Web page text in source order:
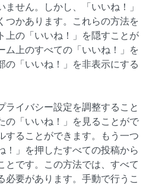
せん。しかし、「いいね！」
つかあります。これらの方法を
上の「いいね！」を隠すことが
ム上のすべての「いいね！」を
の「いいね！」を非表示にする
ライバシー設定を調整すること
の「いいね！」を見ることがで
することができます。もう一つ
！」を押したすべての投稿から
とです。この方法では、すべて
必要があります。手動で行うこ